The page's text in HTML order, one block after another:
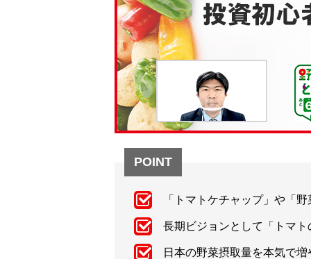
POINT
「トマトケチャップ」や「
長期ビジョンとして「トマ
日本の野菜摂取量を本気で